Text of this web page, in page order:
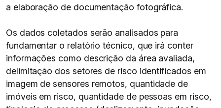
a elaboração de documentação fotográfica.
Os dados coletados serão analisados para
fundamentar o relatório técnico, que irá conter
informações como descrição da área avaliada,
delimitação dos setores de risco identificados em
imagem de sensores remotos, quantidade de
imóveis em risco, quantidade de pessoas em risco,